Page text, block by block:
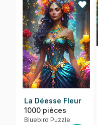
La Déesse Fleur
1000 pièces
Bluebird Puzzle